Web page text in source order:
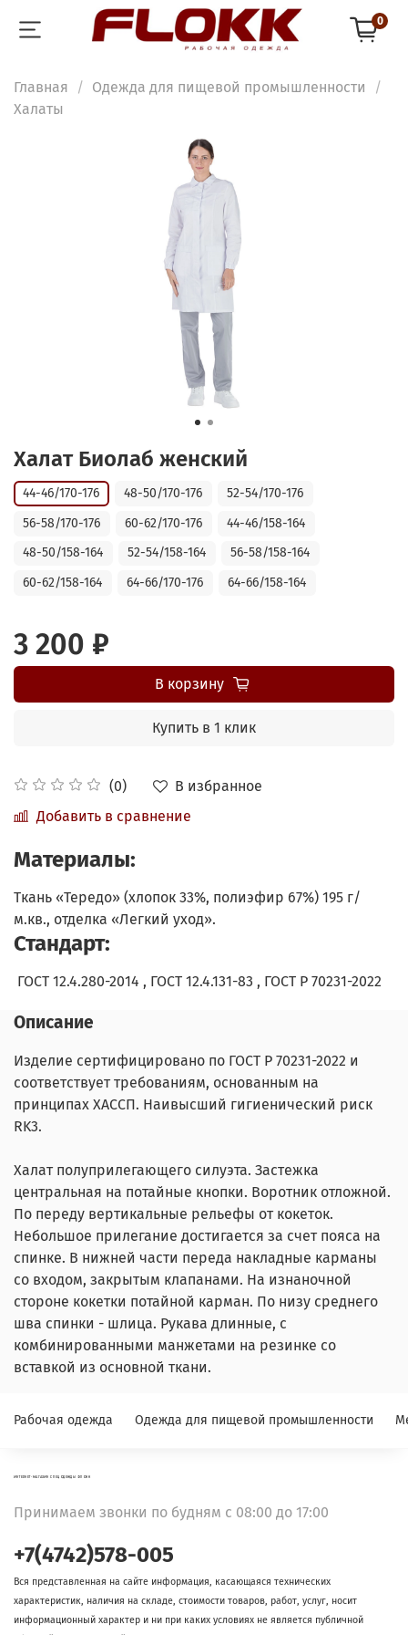
0
Главная
Одежда для пищевой промышленности
Халаты
Халат Биолаб женский
(0)
В избранное
Добавить в сравнение
44-46/170-176 48-50/170-176
52-54/170-176
56-58/170-176
60-62/170-176
44-46/158-164
48-50/158-164
52-54/158-164
56-58/158-164
60-62/158-164
64-66/170-176 64-66/158-164
3 200 ₽
В корзину
Купить в 1 клик
Материалы:
Ткань «Тередо» (хлопок 33%, полиэфир 67%) 195 г/
м.кв., отделка «Легкий уход».
Стандарт:
ГОСТ 12.4.280-2014 , ГОСТ 12.4.131-83 , ГОСТ Р 70231-2022
Описание
Изделие сертифицировано по ГОСТ Р 70231-2022 и
соответствует требованиям, основанным на
принципах ХАССП. Наивысший гигиенический риск
RK3.
Халат полуприлегающего силуэта. Застежка
центральная на потайные кнопки. Воротник отложной.
По переду вертикальные рельефы от кокеток.
Небольшое прилегание достигается за счет пояса на
спинке. В нижней части переда накладные карманы
со входом, закрытым клапанами. На изнаночной
стороне кокетки потайной карман. По низу среднего
шва спинки - шлица. Рукава длинные, с
комбинированными манжетами на резинке со
вставкой из основной ткани.
Рабочая одежда Одежда для пищевой промышленности
ИНТЕРНЕТ-МАГАЗИН СПЕЦОДЕЖДЫ ФЛОКК
Принимаем звонки по будням с 08:00 до 17:00
+7(4742)578-005
Вся представленная на сайте информация, касающаяся технических
характеристик, наличия на складе, стоимости товаров, работ, услуг, носит
информационный характер и ни при каких условиях не является публичной